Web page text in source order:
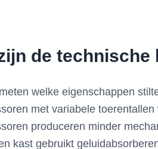
de
welke eigenschappen
met variabele
produceren minder
kast gebruikt